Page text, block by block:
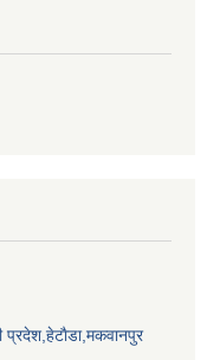
प्रदेश,हेटाैडा,मकवानपुर